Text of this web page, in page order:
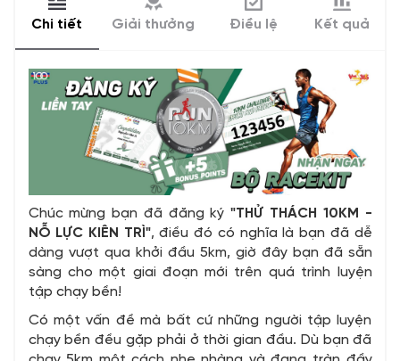
Chi tiết Giải thưởng Điều lệ Kết quả
Chúc mừng bạn đã đăng ký"THỬ THÁCH 10KM -
NỖ LỰC KIÊN TRÌ", điều đó có nghĩa là bạn đã dễ
dàng vượt qua khởi đầu 5km, giờ đây bạn đã sẵn
sàng cho một giai đoạn mới trên quá trình luyện
tập chạy bền!
Có một vấn đề mà bất cứ những người tập luyện
chạy bền đều gặp phải ở thời gian đầu. Dù bạn đã